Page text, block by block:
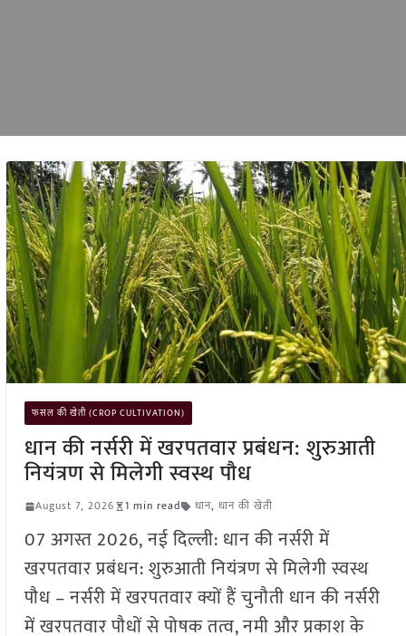
फसल की खेती (CROP CULTIVATION)
धान की नर्सरी में खरपतवार प्रबंधन: शुरुआती
नियंत्रण से मिलेगी स्वस्थ पौध
August 7, 2026 1 min read धान, धान की खेती
07 अगस्त 2026, नई दिल्ली: धान की नर्सरी में
खरपतवार प्रबंधन: शुरुआती नियंत्रण से मिलेगी स्वस्थ
पौध – नर्सरी में खरपतवार क्यों हैं चुनौती धान की नर्सरी
में खरपतवार पौधों से पोषक तत्व, नमी और प्रकाश के